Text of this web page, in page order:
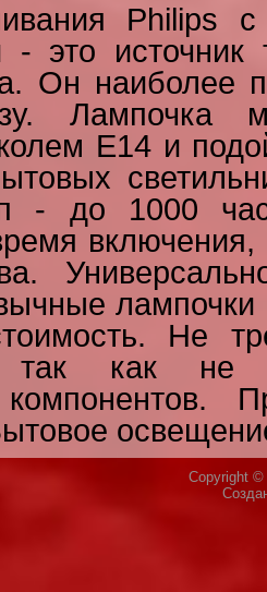
Philips
это источник
Он наиболее
Лампочка
Е14 и
- до 1000
включения,
Не
так как не
компонентов.
Copyright